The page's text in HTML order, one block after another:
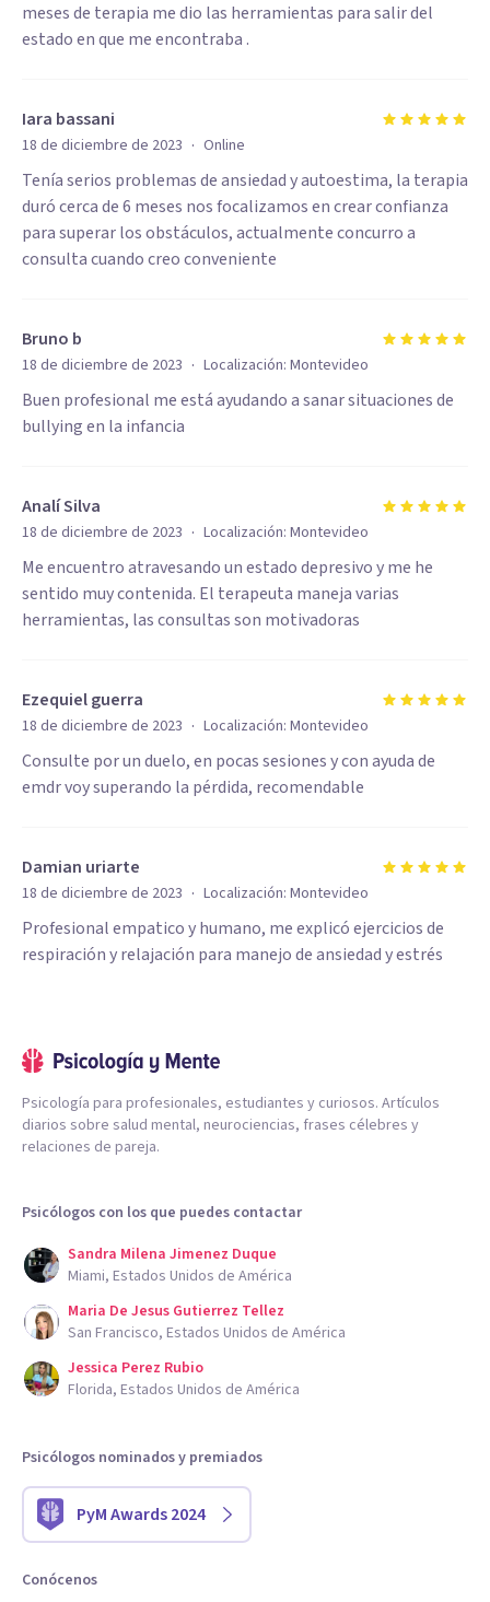
meses de terapia me dio las herramientas para salir del
estado en que me encontraba .
Iara bassani
18 de diciembre de 2023 · Online
Tenía serios problemas de ansiedad y autoestima, la terapia
duró cerca de 6 meses nos focalizamos en crear confianza
para superar los obstáculos, actualmente concurro a
consulta cuando creo conveniente
Bruno b
18 de diciembre de 2023 · Localización: Montevideo
Buen profesional me está ayudando a sanar situaciones de
bullying en la infancia
Analí Silva
18 de diciembre de 2023 · Localización: Montevideo
Me encuentro atravesando un estado depresivo y me he
sentido muy contenida. El terapeuta maneja varias
herramientas, las consultas son motivadoras
Ezequiel guerra
18 de diciembre de 2023 · Localización: Montevideo
Consulte por un duelo, en pocas sesiones y con ayuda de
emdr voy superando la pérdida, recomendable
Damian uriarte
18 de diciembre de 2023 · Localización: Montevideo
Profesional empatico y humano, me explicó ejercicios de
respiración y relajación para manejo de ansiedad y estrés
Psicología para profesionales, estudiantes y curiosos. Artículos
diarios sobre salud mental, neurociencias, frases célebres y
relaciones de pareja.
Psicólogos con los que puedes contactar
Sandra Milena Jimenez Duque
Miami, Estados Unidos de América
Maria De Jesus Gutierrez Tellez
San Francisco, Estados Unidos de América
Jessica Perez Rubio
Florida, Estados Unidos de América
Psicólogos nominados y premiados
PyM Awards 2024
Conócenos